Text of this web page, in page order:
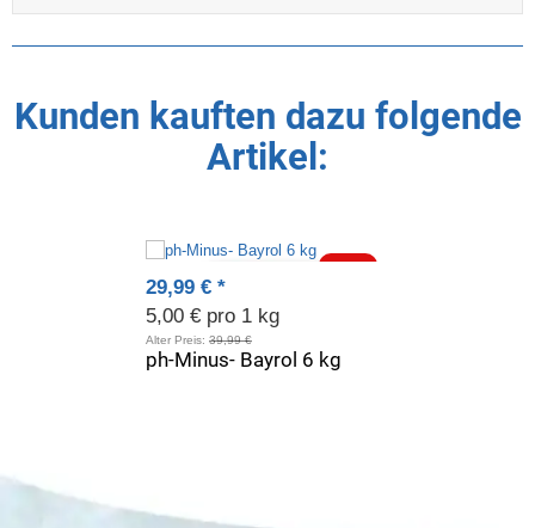
Kunden kauften dazu folgende
Artikel:
ph-Minus- Bayrol 6 kg
29,99 € *
5,00 € pro 1 kg
Alter Preis: 39,99 €